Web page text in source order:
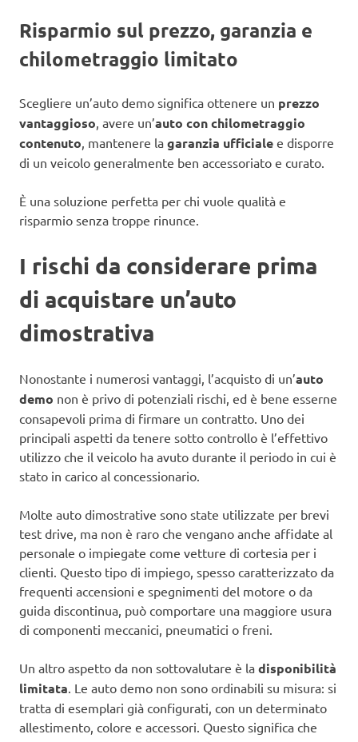
Risparmio sul prezzo, garanzia e
chilometraggio limitato
Scegliere un’auto demo significa ottenere un prezzo
vantaggioso, avere un’auto con chilometraggio
contenuto, mantenere la garanzia ufficiale e disporre
di un veicolo generalmente ben accessoriato e curato.
È una soluzione perfetta per chi vuole qualità e
risparmio senza troppe rinunce.
I rischi da considerare prima
di acquistare un’auto
dimostrativa
Nonostante i numerosi vantaggi, l’acquisto di un’auto
demo non è privo di potenziali rischi, ed è bene esserne
consapevoli prima di firmare un contratto. Uno dei
principali aspetti da tenere sotto controllo è l’effettivo
utilizzo che il veicolo ha avuto durante il periodo in cui è
stato in carico al concessionario.
Molte auto dimostrative sono state utilizzate per brevi
test drive, ma non è raro che vengano anche affidate al
personale o impiegate come vetture di cortesia per i
clienti. Questo tipo di impiego, spesso caratterizzato da
frequenti accensioni e spegnimenti del motore o da
guida discontinua, può comportare una maggiore usura
di componenti meccanici, pneumatici o freni.
Un altro aspetto da non sottovalutare è la disponibilità
limitata. Le auto demo non sono ordinabili su misura: si
tratta di esemplari già configurati, con un determinato
allestimento, colore e accessori. Questo significa che